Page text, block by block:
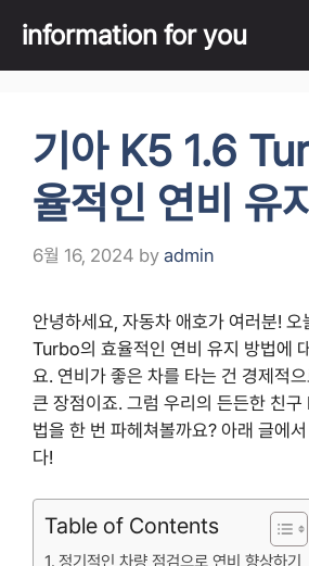
content
information for you
기아 K5 1.6
율적인 연비 유
6월 16, 2024 by admin
안녕하세요, 자동차 애호가 여러분!
Turbo의 효율적인 연비 유지 방법에
요. 연비가 좋은 차를 타는 건 경제적
큰 장점이죠. 그럼 우리의 든든한 친
법을 한 번 파헤쳐볼까요? 아래 글에
다!
Table of Contents
정기적인 차량 점검으로 연비 향상하기